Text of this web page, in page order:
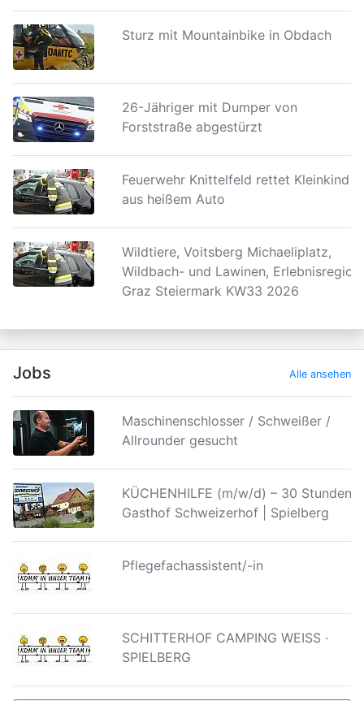
Sturz mit Mountainbike in Obdach
26-Jähriger mit Dumper von
Forststraße abgestürzt
Feuerwehr Knittelfeld rettet Kleinkind
aus heißem Auto
Wildtiere, Voitsberg Michaeliplatz,
Wildbach- und Lawinen, Erlebnisregion
Graz Steiermark KW33 2026
Jobs Alle ansehen
Maschinenschlosser / Schweißer /
Allrounder gesucht
KÜCHENHILFE (m/w/d) – 30 Stunden |
Gasthof Schweizerhof | Spielberg
Pflegefachassistent/-in
SCHITTERHOF CAMPING WEISS ·
SPIELBERG